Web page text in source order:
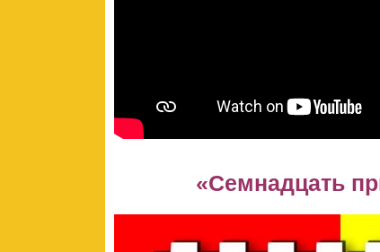
«Семнадцать